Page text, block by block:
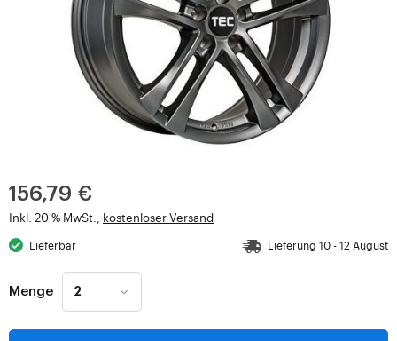
156,79 €
Inkl. 20 % MwSt., kostenloser Versand
Lieferbar Lieferung 10 - 12 August
Menge